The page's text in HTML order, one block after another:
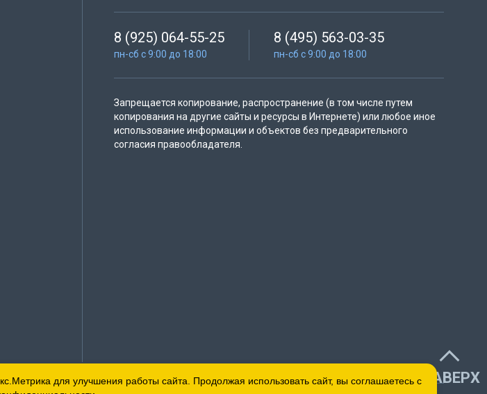
8 (925) 064-55-25
пн-сб с 9:00 до 18:00
8 (495) 563-03-35
пн-сб с 9:00 до 18:00
Запрещается копирование, распространение (в том числе путем
копирования на другие сайты и ресурсы в Интернете) или любое иное
использование информации и объектов без предварительного
согласия правообладателя.
НАВЕРХ
для улучшения работы сайта. Продолжая использовать сайт, вы соглашаетесь с